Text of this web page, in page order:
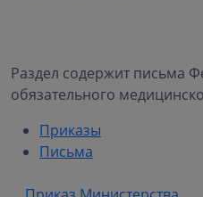
Раздел содержит письма
обязательного
Приказы
Письма